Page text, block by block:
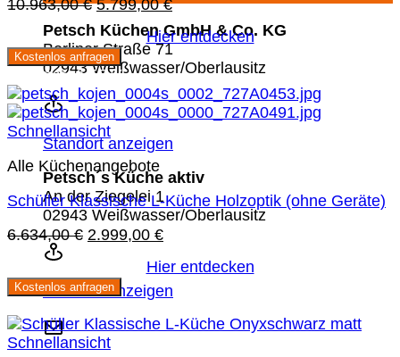
Petsch Küchen GmbH & Co. KG
Berliner Straße 71
02943 Weißwasser/Oberlausitz
Standort anzeigen
Petsch´s Küche aktiv
An der Ziegelei 1
02943 Weißwasser/Oberlausitz
Standort anzeigen
10.963,00€ Ursprünglicher
Preis
war:
10.963,00 €
5.799,00€Aktueller
Preis
ist:
5.799,00 €.
Hier entdecken
Kostenlos anfragen
Sie sparen 55 %
Schnellansicht
Alle Küchenangebote
Schüller Klassische L-Küche Holzoptik (ohne Geräte)
6.634,00€ Ursprünglicher
6.634,00 €
2.999,00 €Aktueller
ist:
2.999,00 €.
Hier entdecken
Kostenlos anfragen
Schnellansicht